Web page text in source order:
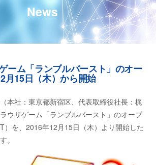
News
ーム「ランブルバースト」のオー
月15日（木）から開始
本社：東京都新宿区、代表取締役社長：梶
ウザゲーム「ランブルバースト」のオープ
）を、2016年12月15日（木）より開始した
。